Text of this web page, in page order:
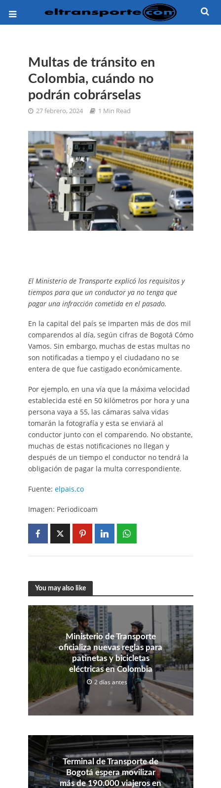
Multas de tránsito en
Colombia, cuándo no
podrán cobrárselas
27 febrero, 2024 1 Min Read
El Ministerio de Transporte explicó los requisitos y
tiempos para que un conductor ya no tenga que
pagar una infracción cometida en el pasado.
En la capital del país se imparten más de dos mil
comparendos al día, según cifras de Bogotá Cómo
Vamos. Sin embargo, muchas de estas multas no
son notificadas a tiempo y el ciudadano no se
entera de que fue castigado económicamente.
Por ejemplo, en una vía que la máxima velocidad
establecida esté en 50 kilómetros por hora y una
persona vaya a 55, las cámaras salva vidas
tomarán la fotografía y esta se enviará al
conductor junto con el comparendo. No obstante,
muchas de estas notificaciones no llegan y
después de un tiempo el conductor no tendrá la
obligación de pagar la multa correspondiente.
Fuente: elpais.co
Imagen: Periodicoam
You may also like
Ministerio de Transporte
oficializa nuevas reglas para
patinetas y bicicletas
eléctricas en Colombia
2 días antes
Terminal de Transporte de
Bogotá espera movilizar
más de 190.000 viajeros en